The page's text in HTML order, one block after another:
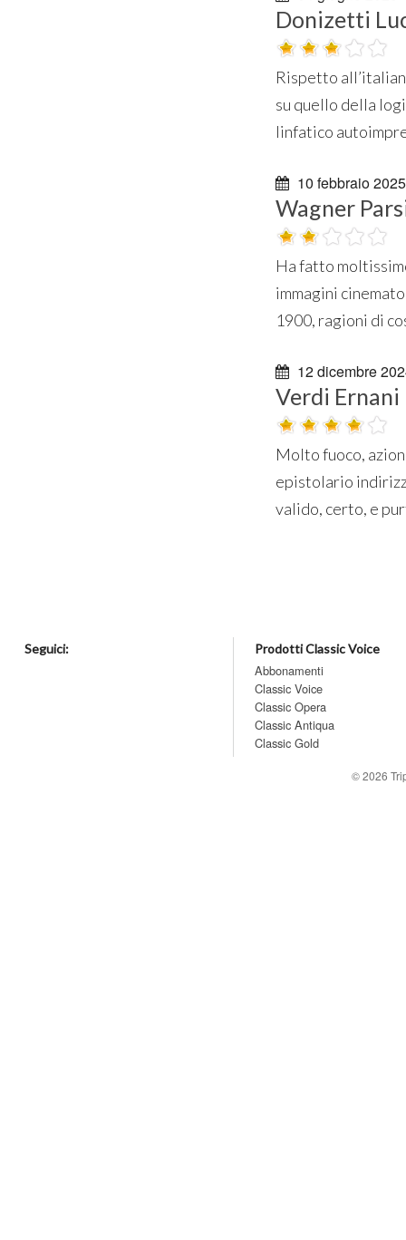
Donizetti
Rispetto
su quello della
linfatico
10 febbraio 2025
Wagner
Ha fatto
immagini
1900, ragioni di
12 dicembre
Verdi Ernani
Molto fuoco,
epistolario
valido, certo, e
Seguici: Prodotti Classic Voice
Abbonamenti
Classic Voice
Classic Opera
Classic Antiqua
Classic Gold
© 2026